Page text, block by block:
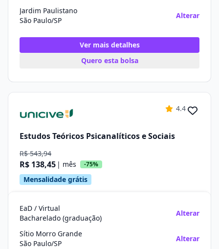
Jardim Paulistano
São Paulo/SP
Alterar
Ver mais detalhes
Quero esta bolsa
4.4
Estudos Teóricos Psicanalíticos e Sociais
R$ 543,94
R$ 138,45 | mês -75%
Mensalidade grátis
EaD / Virtual
Bacharelado (graduação)
Alterar
Sítio Morro Grande
São Paulo/SP
Alterar